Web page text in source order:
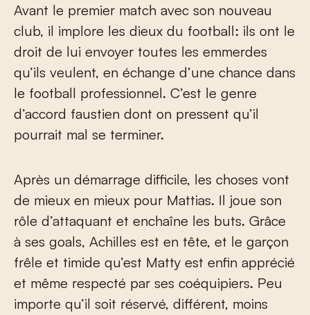
Avant le premier match avec son nouveau
club, il implore les dieux du football: ils ont le
droit de lui envoyer toutes les emmerdes
qu’ils veulent, en échange d’une chance dans
le football professionnel. C’est le genre
d’accord faustien dont on pressent qu’il
pourrait mal se terminer.
Après un démarrage difficile, les choses vont
de mieux en mieux pour Mattias. Il joue son
rôle d’attaquant et enchaîne les buts. Grâce
à ses goals, Achilles est en tête, et le garçon
frêle et timide qu’est Matty est enfin apprécié
et même respecté par ses coéquipiers. Peu
importe qu’il soit réservé, différent, moins